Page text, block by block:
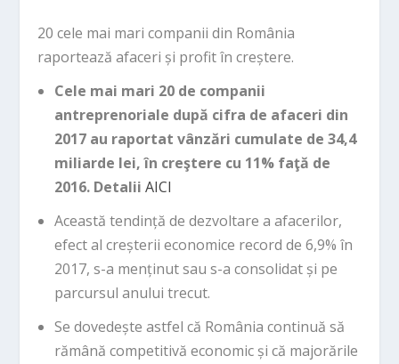
20 cele mai mari companii din România
raportează afaceri și profit în creștere.
Cele mai mari 20 de companii
antreprenoriale după cifra de afaceri din
2017 au raportat vânzări cumulate de 34,4
miliarde lei, în creştere cu 11% faţă de
2016. Detalii AICI
Această tendință de dezvoltare a afacerilor,
efect al creșterii economice record de 6,9% în
2017, s-a menținut sau s-a consolidat și pe
parcursul anului trecut.
Se dovedește astfel că România continuă să
rămână competitivă economic și că majorările